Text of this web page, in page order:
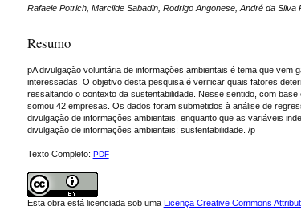
Rafaele Potrich, Marcilde Sabadin, Rodrigo Angonese, André da Silva
Resumo
pA divulgação voluntária de informações ambientais é tema que
interessadas. O objetivo desta pesquisa é verificar quais fatores
ressaltando o contexto da sustentabilidade. Nesse sentido, com
somou 42 empresas. Os dados foram submetidos à análise de
divulgação de informações ambientais, enquanto que as variáveis
divulgação de informações ambientais; sustentabilidade. /p
Texto Completo: PDF
Esta obra está licenciada sob uma Licença Creative Commons